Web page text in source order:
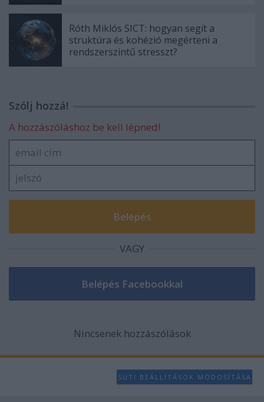
Róth Miklós SICT: hogyan segít a
struktúra és kohézió megérteni a
rendszerszintű stresszt?
Szólj hozzá!
A hozzászóláshoz be kell lépned!
VAGY
Nincsenek hozzászólások
SÜTI BEÁLLÍTÁSOK MÓDOSÍTÁSA